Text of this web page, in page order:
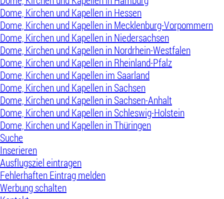
Dome, Kirchen und Kapellen in Hessen
Dome, Kirchen und Kapellen in Mecklenburg-Vorpommern
Dome, Kirchen und Kapellen in Niedersachsen
Dome, Kirchen und Kapellen in Nordrhein-Westfalen
Dome, Kirchen und Kapellen in Rheinland-Pfalz
Dome, Kirchen und Kapellen im Saarland
Dome, Kirchen und Kapellen in Sachsen
Dome, Kirchen und Kapellen in Sachsen-Anhalt
Dome, Kirchen und Kapellen in Schleswig-Holstein
Dome, Kirchen und Kapellen in Thüringen
Suche
Inserieren
Ausflugsziel eintragen
Fehlerhaften Eintrag melden
Werbung schalten